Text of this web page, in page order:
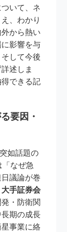
ついて、ネ
、わかり
から熱い
影響を与
して今後
述しま
できる記
要因・
如話題の
「なぜ急
議論が巻
大手証券会
・防衛関
期の成長
事業に絡